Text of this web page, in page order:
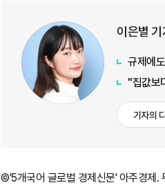
이은별 기
규제에
"집값보
기자의
©'5개국어 글로벌 경제신문' 아주경제.